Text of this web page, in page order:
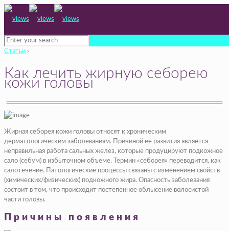
Статьи ›
Как лечить жирную себорею
кожи головы
Жирная себорея кожи головы относят к хроническим
дерматологическим заболеваниям. Причиной ее развития является
неправильная работа сальных желез, которые продуцируют подкожное
сало (себум) в избыточном объеме. Термин «себорея» переводится, как
салотечение. Патологические процессы связаны с изменением свойств
(химических/физических) подкожного жира. Опасность заболевания
состоит в том, что происходит постепенное облысение волосистой
части головы.
Причины появления